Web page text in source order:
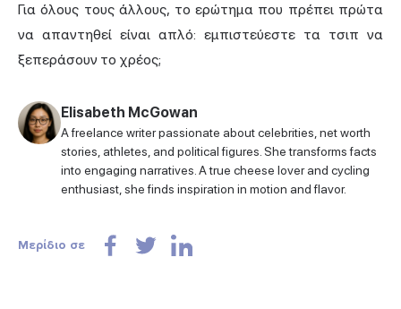
Για όλους τους άλλους, το ερώτημα που πρέπει πρώτα
να απαντηθεί είναι απλό: εμπιστεύεστε τα τσιπ να
ξεπεράσουν το χρέος;
Elisabeth McGowan
A freelance writer passionate about celebrities, net worth
stories, athletes, and political figures. She transforms facts
into engaging narratives. A true cheese lover and cycling
enthusiast, she finds inspiration in motion and flavor.
Μερίδιο σε